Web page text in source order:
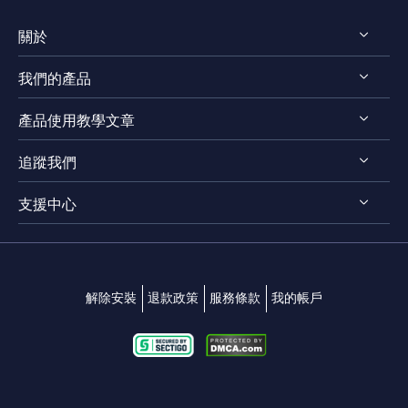
關於
認識 EaseUS
評測 & 獎項
法律聲明
我們的產品
EaseUS VoiceWave
EaseUS VideoKit
EaseUS Video Downloader
EaseUS RecExperts
EaseUS MakeMyAudio
產品使用教學文章
影片剪輯技巧
影片轉檔技巧
影片 & 音訊下載
追蹤我們
 
支援中心
解除安裝 退款政策 服務條款 我的帳戶